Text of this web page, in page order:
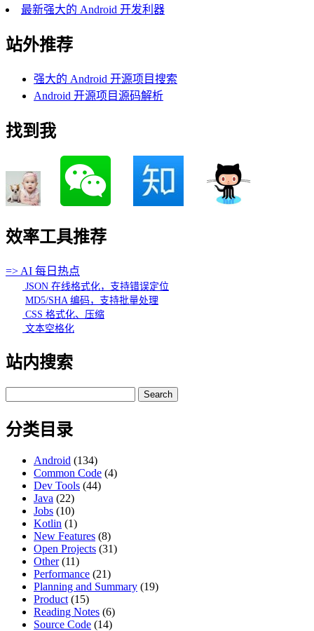
最新强大的 Android 开发利器
站外推荐
强大的 Android 开源项目搜索
Android 开源项目源码解析
找到我
效率工具推荐
=> AI 每日热点
JSON 在线格式化，支持错误定位
MD5/SHA 编码，支持批量处理
CSS 格式化、压缩
文本空格化
站内搜索
for:
分类目录
Android (134)
Common Code (4)
Dev Tools (44)
Java (22)
Jobs (10)
Kotlin (1)
New Features (8)
Open Projects (31)
Other(11)
Performance (21)
Planning and Summary (19)
Product (15)
Reading Notes (6)
Source Code (14)